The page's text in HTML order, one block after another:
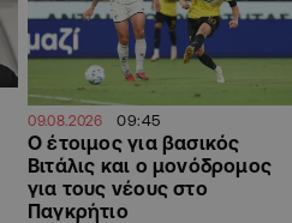
09.08.2026 09:45
Ο έτοιμος για βασικός
Βιτάλις και ο μονόδρομος
για τους νέους στο
Παγκρήτιο